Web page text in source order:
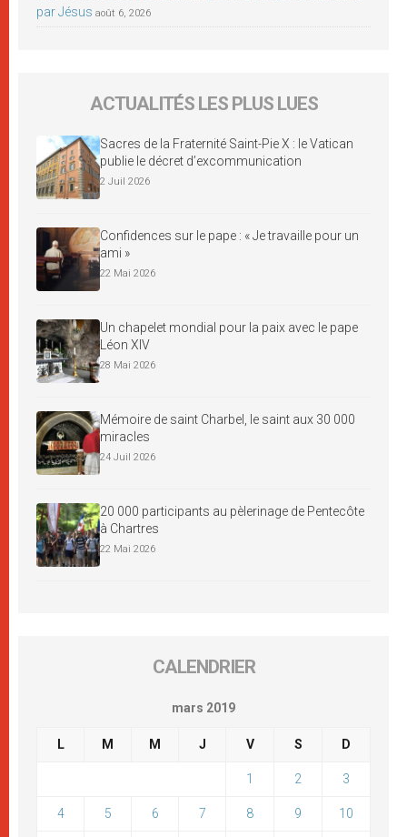
par Jésus août 6, 2026
ACTUALITÉS LES PLUS LUES
Sacres de la Fraternité Saint-Pie X : le Vatican
publie le décret d’excommunication
2 Juil 2026
Confidences sur le pape : « Je travaille pour un
ami »
22 Mai 2026
Un chapelet mondial pour la paix avec le pape
Léon XIV
28 Mai 2026
Mémoire de saint Charbel, le saint aux 30 000
miracles
24 Juil 2026
20 000 participants au pèlerinage de Pentecôte
à Chartres
22 Mai 2026
CALENDRIER
mars 2019
L M M J V S D
1 2 3
4 5 6 7 8 9 10